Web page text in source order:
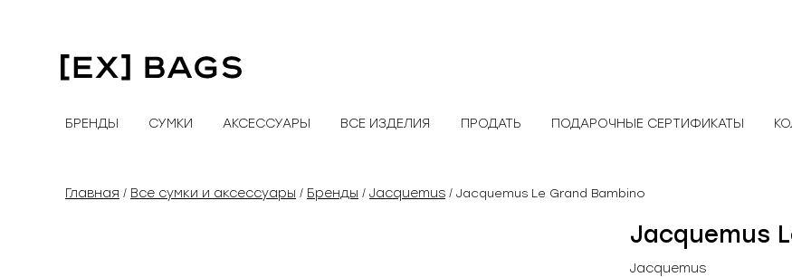
содержимому
БРЕНДЫ СУМКИ АКСЕССУАРЫ ВСЕ ИЗДЕЛИЯ ПРОДАТЬ ПОДАРОЧНЫЕ СЕРТИФИКАТЫ
Главная / Все сумки и аксессуары / Бренды / Jacquemus / Jacquemus Le Grand Bambino
Jacquemus
Jacquemus